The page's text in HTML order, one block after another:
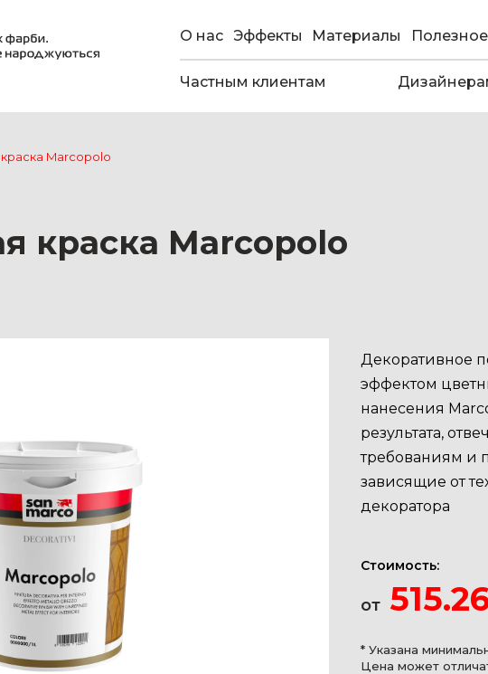
О нас Эффекты Материалы Полезное
Частным клиентам
Marcopolo
краска Marcopolo
Декоративное
эффектом
нанесения
результата,
требованиям и
зависящие от
декоратора
Стоимость:
от
* Указана
Цена может